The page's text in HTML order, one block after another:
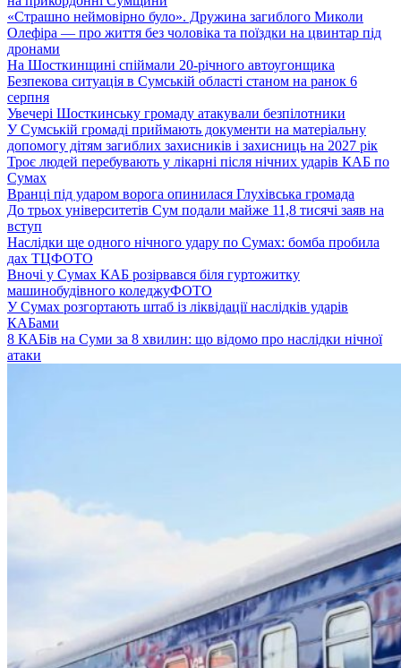
«Страшно неймовірно було». Дружина загиблого Миколи
Олефіра — про життя без чоловіка та поїздки на цвинтар під
дронами
На Шосткинщині спіймали 20-річного автоугонщика
Безпекова ситуація в Сумській області станом на ранок 6
серпня
Увечері Шосткинську громаду атакували безпілотники
У Сумській громаді приймають документи на матеріальну
допомогу дітям загиблих захисників і захисниць на 2027 рік
Троє людей перебувають у лікарні після нічних ударів КАБ по
Сумах
Вранці під ударом ворога опинилася Глухівська громада
До трьох університетів Сум подали майже 11,8 тисячі заяв на
вступ
Наслідки ще одного нічного удару по Сумах: бомба пробила
дах ТЦФОТО
Вночі у Сумах КАБ розірвався біля гуртожитку
машинобудівного коледжуФОТО
У Сумах розгортають штаб із ліквідації наслідків ударів
КАБами
8 КАБів на Суми за 8 хвилин: що відомо про наслідки нічної
атаки